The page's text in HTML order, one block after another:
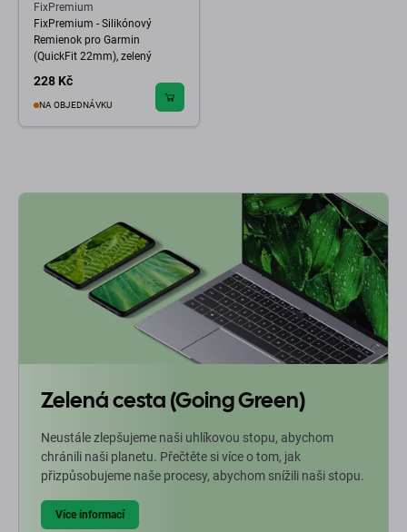
FixPremium
FixPremium - Silikónový
Remienok pro Garmin
(QuickFit 22mm), zelený
228 Kč
NA OBJEDNÁVKU
Zelená cesta (Going Green)
Neustále zlepšujeme naši uhlíkovou stopu, abychom
chránili naši planetu. Přečtěte si více o tom, jak
přizpůsobujeme naše procesy, abychom snížili naši stopu.
Více informací